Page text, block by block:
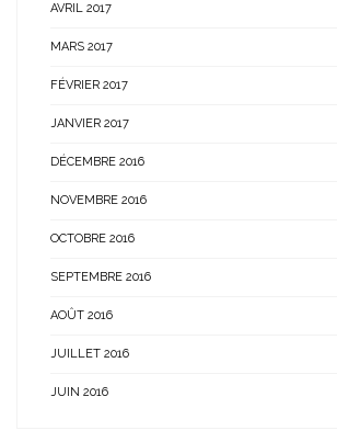
AVRIL 2017
MARS 2017
FÉVRIER 2017
JANVIER 2017
DÉCEMBRE 2016
NOVEMBRE 2016
OCTOBRE 2016
SEPTEMBRE 2016
AOÛT 2016
JUILLET 2016
JUIN 2016